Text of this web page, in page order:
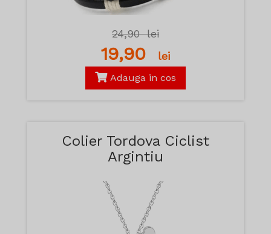
24,90lei
19,90 lei
Adauga in cos
Colier Tordova Ciclist
Argintiu